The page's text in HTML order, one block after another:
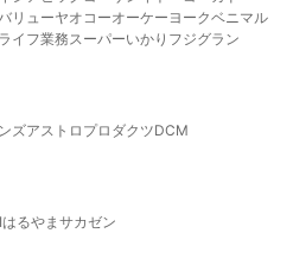
リューヤオコーオーケー ヨークベニマル
ライフ業務スーパーいかり フジグラン
ズアストロプロダクツDCM
はるやま サカゼン